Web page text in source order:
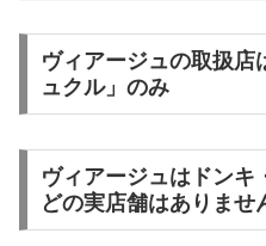
ヴィアージュの取扱店
ュクル」のみ
ヴィアージュはドンキ
どの実店舗はありませ